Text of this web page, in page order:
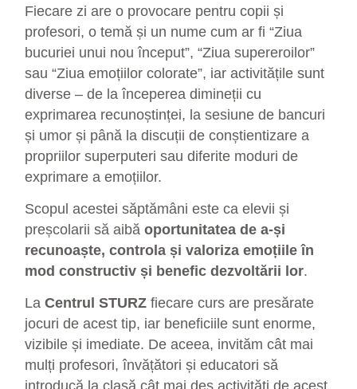
Fiecare zi are o provocare pentru copii și
profesori, o temă și un nume cum ar fi “Ziua
bucuriei unui nou început”, “Ziua supereroilor”
sau “Ziua emoțiilor colorate”, iar activitățile sunt
diverse – de la începerea dimineții cu
exprimarea recunoștinței, la sesiune de bancuri
și umor și până la discuții de conștientizare a
propriilor superputeri sau diferite moduri de
exprimare a emoțiilor.
Scopul acestei săptămâni este ca elevii și
preșcolarii să aibăoportunitatea de a-și
recunoaște, controla și valoriza emoțiile în
mod constructiv și benefic dezvoltării lor.
LaCentrul STURZ fiecare curs are presărate
jocuri de acest tip, iar beneficiile sunt enorme,
vizibile și imediate. De aceea, invităm cât mai
mulți profesori, învățători și educatori să